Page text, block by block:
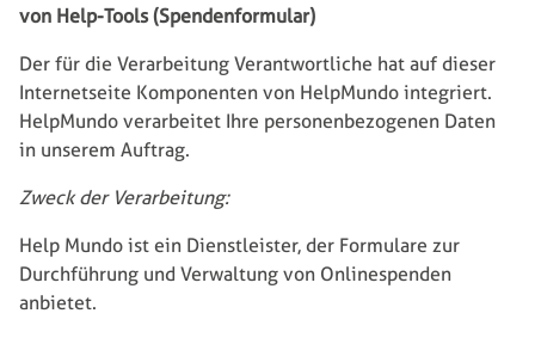
von Help-Tools (Spendenformular)
Der für die Verarbeitung Verantwortliche hat auf dieser
Internetseite Komponenten von HelpMundo integriert.
HelpMundo verarbeitet Ihre personenbezogenen Daten
in unserem Auftrag.
Zweck der Verarbeitung:
Help Mundo ist ein Dienstleister, der Formulare zur
Durchführung und Verwaltung von Onlinespenden
anbietet.